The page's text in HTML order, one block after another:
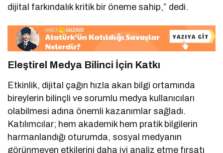
dijital farkındalık kritik bir öneme sahip,” dedi.
Eleştirel Medya Bilinci İçin Katkı
Etkinlik, dijital çağın hızla akan bilgi ortamında
bireylerin bilinçli ve sorumlu medya kullanıcıları
olabilmesi adına önemli kazanımlar sağladı.
Katılımcılar; hem akademik hem pratik bilgilerin
harmanlandığı oturumda, sosyal medyanın
görünmeyen etkilerini daha iyi analiz etme fırsatı